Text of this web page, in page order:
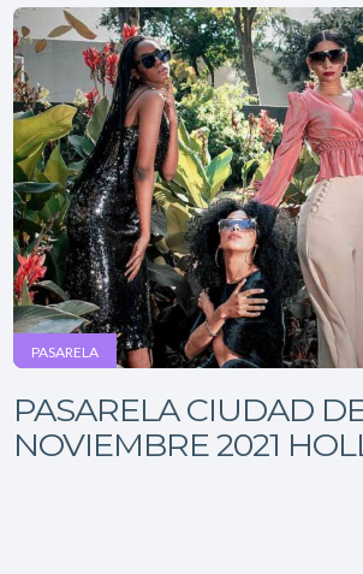
PASARELA
PASARELA CIUDAD
NOVIEMBRE 2021